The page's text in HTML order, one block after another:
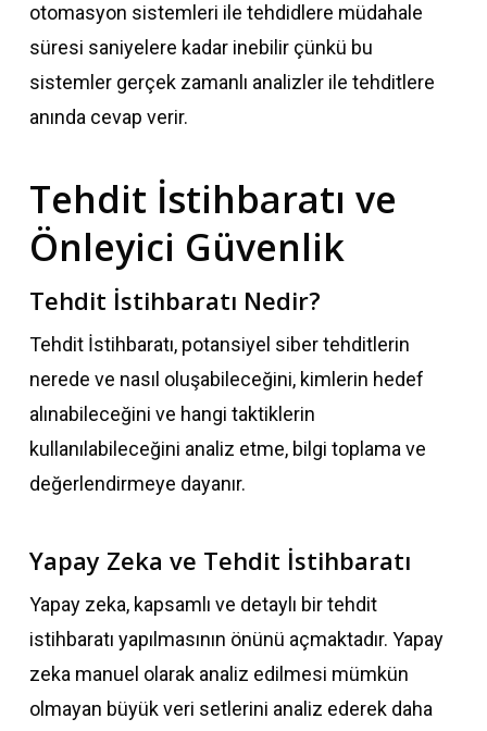
otomasyon sistemleri ile tehdidlere müdahale
süresi saniyelere kadar inebilir çünkü bu
sistemler gerçek zamanlı analizler ile tehditlere
anında cevap verir.
Tehdit İstihbaratı ve
Önleyici Güvenlik
Tehdit İstihbaratı Nedir?
Tehdit İstihbaratı, potansiyel siber tehditlerin
nerede ve nasıl oluşabileceğini, kimlerin hedef
alınabileceğini ve hangi taktiklerin
kullanılabileceğini analiz etme, bilgi toplama ve
değerlendirmeye dayanır.
Yapay Zeka ve Tehdit İstihbaratı
Yapay zeka, kapsamlı ve detaylı bir tehdit
istihbaratı yapılmasının önünü açmaktadır. Yapay
zeka manuel olarak analiz edilmesi mümkün
olmayan büyük veri setlerini analiz ederek daha